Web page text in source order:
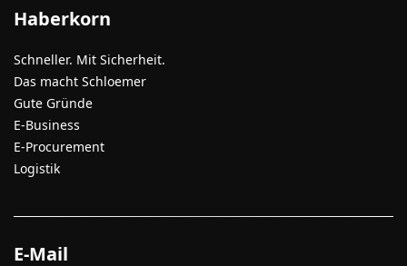
Haberkorn
Schneller. Mit Sicherheit.
Das macht Schloemer
Gute Gründe
E-Business
E-Procurement
Logistik
E-Mail